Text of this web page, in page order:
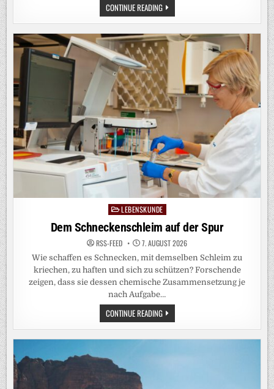
CONTINUE READINGFORSCHENDE
ENTDECKEN
PILZPROTEIN,
DAS
ZU
BLATTVERLUST
BEI
NUTZPFLANZEN
FÜHRT
Posted
in
LEBENSKUNDE
Dem Schneckenschleim auf der Spur
RSS-FEED 7. AUGUST 2026
Wie schaffen es Schnecken, mit demselben Schleim zu
kriechen, zu haften und sich zu schützen? Forschende
zeigen, dass sie dessen chemische Zusammensetzung je
nach Aufgabe…
CONTINUE READINGDEM
SCHNECKENSCHLEIM
AUF
DER